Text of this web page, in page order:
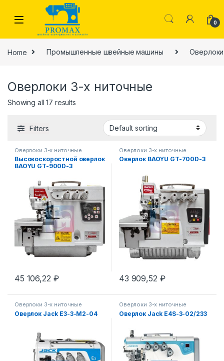
Skip to navigation
Skip to content
0
Home Промышленные швейные машины Оверлоки
Оверлоки 3-х ниточные
Showing all 17 results
Filters
Оверлоки 3-х ниточные
Высокоскоростной оверлок
BAOYU GT-900D-3
45 106,22 ₽
Оверлоки 3-х ниточные
Оверлок BAOYU GT-700D-3
43 909,52 ₽
Оверлоки 3-х ниточные
Оверлок Jack E3-3-М2-04
Оверлоки 3-х ниточные
Оверлок Jack E4S-3-02/233